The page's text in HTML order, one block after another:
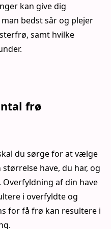
kan give dig
bedst sår og plejer
samt hvilke
frø
du sørge for at vælge
have, du har, og
af din have
i overfyldte og
for få frø kan resultere i